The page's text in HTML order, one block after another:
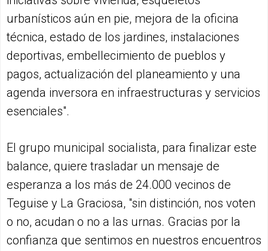
urbanísticos aún en pie, mejora de la oficina
técnica, estado de los jardines, instalaciones
deportivas, embellecimiento de pueblos y
pagos, actualización del planeamiento y una
agenda inversora en infraestructuras y servicios
esenciales".
El grupo municipal socialista, para finalizar este
balance, quiere trasladar un mensaje de
esperanza a los más de 24.000 vecinos de
Teguise y La Graciosa, "sin distinción, nos voten
o no, acudan o no a las urnas. Gracias por la
confianza que sentimos en nuestros encuentros